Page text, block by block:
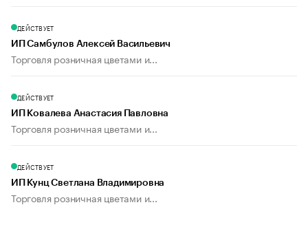
ДЕЙСТВУЕТ
ИП Самбулов Алексей Васильевич
Торговля розничная цветами и...
ДЕЙСТВУЕТ
ИП Ковалева Анастасия Павловна
Торговля розничная цветами и...
ДЕЙСТВУЕТ
ИП Кунц Светлана Владимировна
Торговля розничная цветами и...